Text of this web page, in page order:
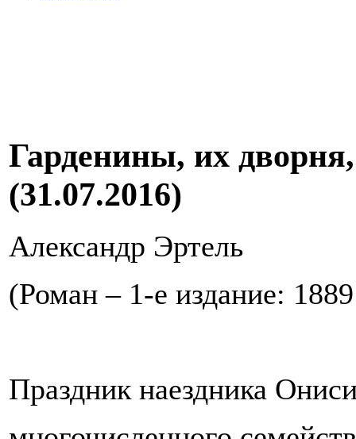
Гарденины, их
(31.07.2016)
Александр Эртель
(Роман – 1-е издание:
Праздник наездника